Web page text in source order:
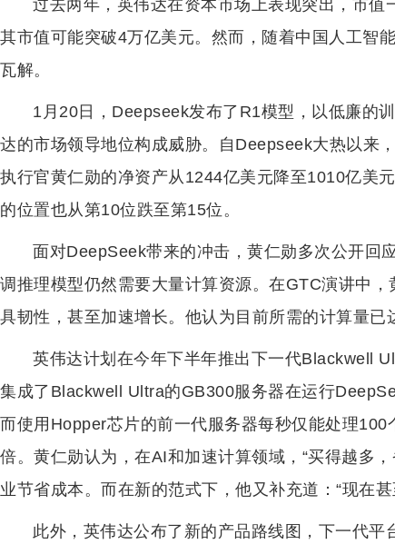
过去两年，英伟达在资本市场上表现突出，市
其市值可能突破4万亿美元。然而，随着中国人工智
瓦解。
1月20日，Deepseek发布了R1模型，以低廉的
达的市场领导地位构成威胁。自Deepseek大热以来
执行官黄仁勋的净资产从1244亿美元降至1010亿美
的位置也从第10位跌至第15位。
面对DeepSeek带来的冲击，黄仁勋多次公开回
调推理模型仍然需要大量计算资源。在GTC演讲中
具韧性，甚至加速增长。他认为目前所需的计算量已
英伟达计划在今年下半年推出下一代Blackwell
集成了Blackwell Ultra的GB300服务器在运行
而使用Hopper芯片的前一代服务器每秒仅能处理
倍。黄仁勋认为，在AI和加速计算领域，“买得越多
业节省成本。而在新的范式下，他又补充道：“现在
此外，英伟达公布了新的产品路线图，下一代